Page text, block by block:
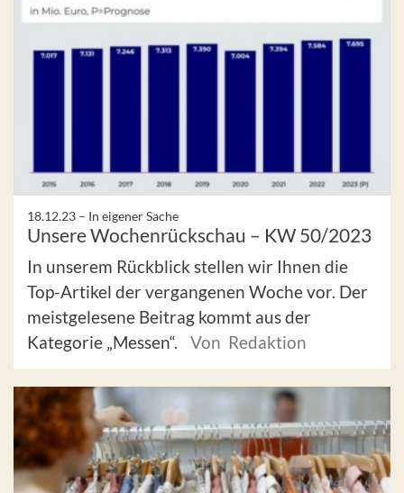
18.12.23 – In eigener Sache
Unsere Wochenrückschau – KW 50/2023
In unserem Rückblick stellen wir Ihnen die
Top-Artikel der vergangenen Woche vor. Der
meistgelesene Beitrag kommt aus der
Kategorie „Messen“.
Von Redaktion